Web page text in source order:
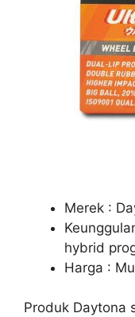
Merek :
hybrid
Harga :
Produk Daytona